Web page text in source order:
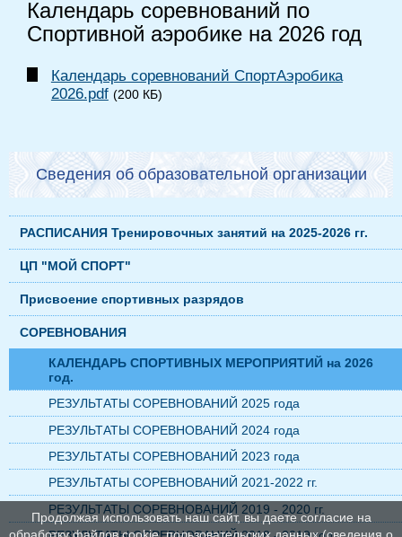
Календарь соревнований по
Спортивной аэробике на 2026 год
Календарь соревнований СпортАэробика
2026.pdf (200 КБ)
Сведения об образовательной организации
РАСПИСАНИЯ Тренировочных занятий на 2025-2026 гг.
ЦП "МОЙ СПОРТ"
Присвоение спортивных разрядов
СОРЕВНОВАНИЯ
КАЛЕНДАРЬ СПОРТИВНЫХ МЕРОПРИЯТИЙ на 2026
год.
РЕЗУЛЬТАТЫ СОРЕВНОВАНИЙ 2025 года
РЕЗУЛЬТАТЫ СОРЕВНОВАНИЙ 2024 года
РЕЗУЛЬТАТЫ СОРЕВНОВАНИЙ 2023 года
РЕЗУЛЬТАТЫ СОРЕВНОВАНИЙ 2021-2022 гг.
РЕЗУЛЬТАТЫ СОРЕВНОВАНИЙ 2019 - 2020 гг.
Продолжая использовать наш сайт, вы даете согласие на